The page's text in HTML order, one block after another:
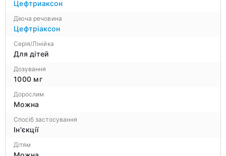
Цефтриаксон
Діюча речовина
Цефтріаксон
Серія/Лінійка
Для дітей
Дозування
1000 мг
Дорослим
Можна
Спосіб застосування
Ін'єкції
Дітям